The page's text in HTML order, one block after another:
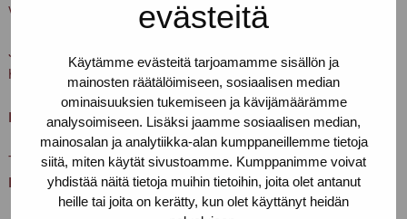
evästeitä
Käytämme evästeitä tarjoamamme sisällön ja
mainosten räätälöimiseen, sosiaalisen median
ominaisuuksien tukemiseen ja kävijämäärämme
analysoimiseen. Lisäksi jaamme sosiaalisen median,
mainosalan ja analytiikka-alan kumppaneillemme tietoja
siitä, miten käytät sivustoamme. Kumppanimme voivat
yhdistää näitä tietoja muihin tietoihin, joita olet antanut
heille tai joita on kerätty, kun olet käyttänyt heidän
vedä ovenkahvasta.
Ja muistathan, että asioithan meillä vain terveenä. Pidetään
huolta itsestämme ja toisistamme
Lämpimästi tervetuloa!
Terveisin,
Helsingin Pro-tukipisteen porukka